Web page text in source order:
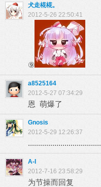
犬走椛椛。
2012-5-26 22:50:41
⑨
a8525164
2012-5-27 07:34:29
恩 萌爆了
Gnosis
2012-5-29 12:26:37
....................................
A-I
2012-7-16 23:58:29
为节操而回复